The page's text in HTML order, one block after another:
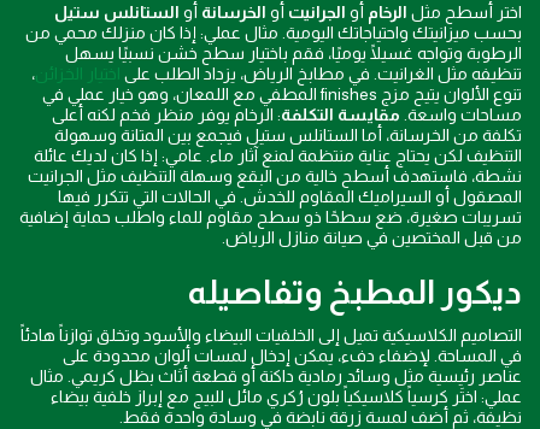
اختر أسطح مثل الرخام أو الجرانيت أو الخرسانة أو الستانلس ستيل
بحسب ميزانيتك واحتياجاتك اليومية. مثال عملي: إذا كان منزلك محمي من
الرطوبة وتواجه غسيلًا يوميًا، فقم باختيار سطح خشن نسبيًا يسهل
تنظيفه مثل الغرانيت. في مطابخ الرياض، يزداد الطلب على اختيار الخزائن،
تنوع الألوان يتيح مزج finishes المطفي مع اللمعان، وهو خيار عملي في
مساحات واسعة. مقايسة التكلفة: الرخام يوفر منظر فخم لكنه أعلى
تكلفة من الخرسانة، أما الستانلس ستيل فيجمع بين المتانة وسهولة
التنظيف لكن يحتاج عناية منتظمة لمنع آثار ماء. عامي: إذا كان لديك عائلة
نشطة، فاستهدف أسطح خالية من البقع وسهلة التنظيف مثل الجرانيت
المصقول أو السيراميك المقاوم للخدش. في الحالات التي تتكرر فيها
تسريبات صغيرة، ضع سطحًا ذو سطح مقاوم للماء واطلب حماية إضافية
من قبل المختصين في صيانة منازل الرياض.
ديكور المطبخ وتفاصيله
التصاميم الكلاسيكية تميل إلى الخلفيات البيضاء والأسود وتخلق توازناً هادئاً
في المساحة. لإضفاء دفء، يمكن إدخال لمسات ألوان محدودة على
عناصر رئيسية مثل وسائد رمادية داكنة أو قطعة أثاث بظل كريمي. مثال
عملي: اختَر كرسياً كلاسيكياً بلون رُكري مائل للبيج مع إبراز خلفية بيضاء
نظيفة، ثم أضف لمسة زرقة نابضة في وسادة واحدة فقط.